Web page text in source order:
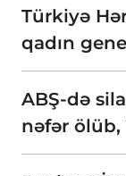
Türkiyə
qadın
ABŞ-də
nəfər ölüb,